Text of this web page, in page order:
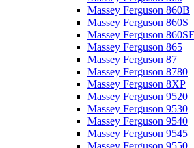
Massey Ferguson 860B
Massey Ferguson 860S
Massey Ferguson 860SE
Massey Ferguson 865
Massey Ferguson 87
Massey Ferguson 8780
Massey Ferguson 8XP
Massey Ferguson 9520
Massey Ferguson 9530
Massey Ferguson 9540
Massey Ferguson 9545
Massey Ferguson 9550